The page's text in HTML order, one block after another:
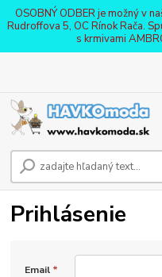
OSOBNÝ ODBER je možný v
Rudroffova 5, OC Rínok Rača.
s krmivami
Prihlásenie
Email *